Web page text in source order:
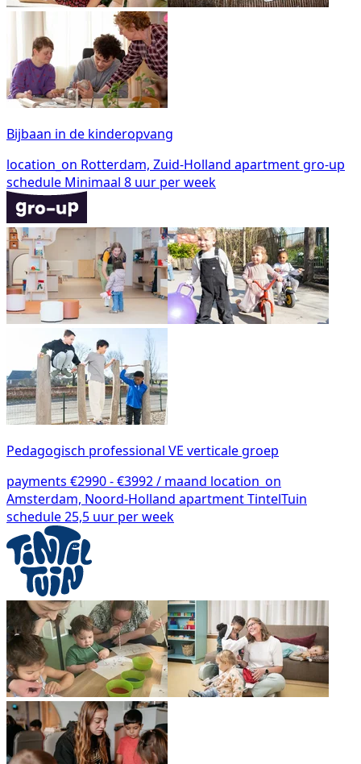
Bijbaan in de kinderopvang
location_on Rotterdam, Zuid-Holland apartmentgro-up
schedule Minimaal 8 uur per week
Pedagogisch professional VE verticale groep
payments €2990 - €3992 / maand location_on
Amsterdam, Noord-Holland apartmentTintelTuin
schedule25,5 uur per week